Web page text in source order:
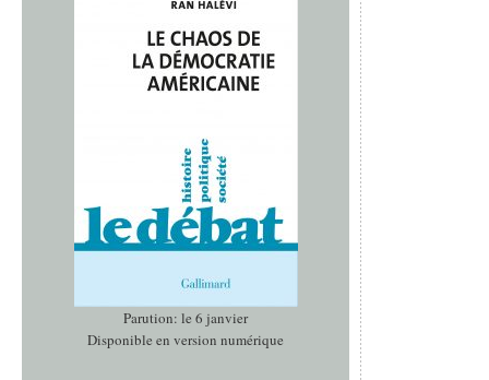
Parution: le 6 janvier
Disponible en version numérique